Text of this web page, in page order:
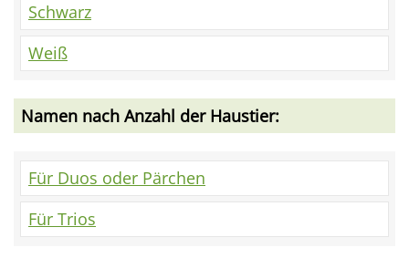
Schwarz
Weiß
Namen nach Anzahl der Haustier:
Für Duos oder Pärchen
Für Trios